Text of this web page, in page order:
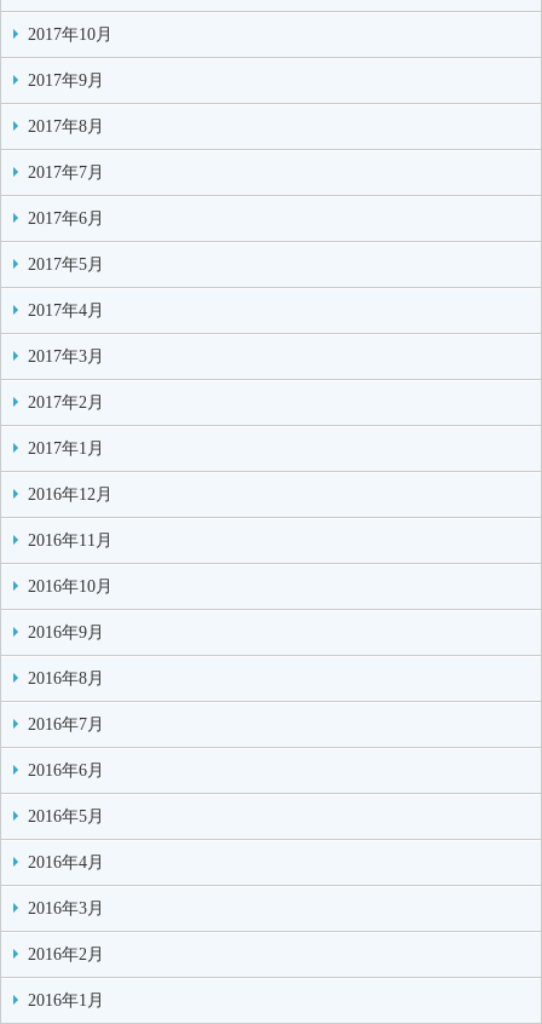
2017年10月
2017年9月
2017年8月
2017年7月
2017年6月
2017年5月
2017年4月
2017年3月
2017年2月
2017年1月
2016年12月
2016年11月
2016年10月
2016年9月
2016年8月
2016年7月
2016年6月
2016年5月
2016年4月
2016年3月
2016年2月
2016年1月